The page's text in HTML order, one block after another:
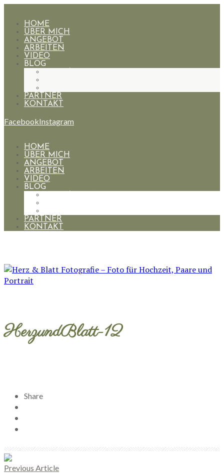
HOME
ÜBER MICH
ANGEBOT
ARBEITEN
VIDEO
BLOG
PARTNER
KONTAKT
FacebookInstagram
HOME
ÜBER MICH
ANGEBOT
ARBEITEN
VIDEO
BLOG
PARTNER
KONTAKT
HerzundBlatt-12
Share
Previous Article